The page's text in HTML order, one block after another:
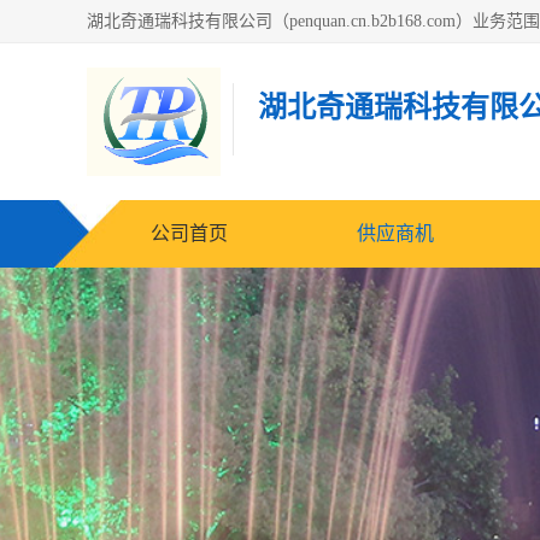
湖北奇通瑞科技有限
公司首页 供应商机